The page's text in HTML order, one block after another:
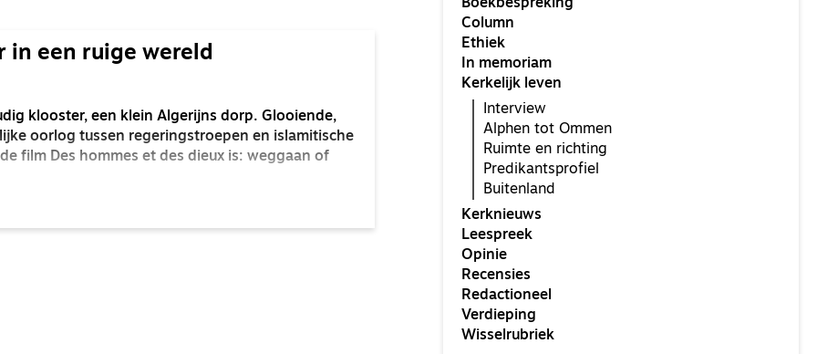
in een ruige wereld
klooster, een klein Algerijns dorp. Glooiende,
oorlog tussen regeringstroepen en islamitische
film Des hommes et des dieux is: weggaan of
Boekbespreking
Column
Ethiek
In memoriam
Kerkelijk leven
Interview
Alphen tot Ommen
Ruimte en richting
Predikantsprofiel
Buitenland
Kerknieuws
Leespreek
Opinie
Recensies
Redactioneel
Verdieping
Wisselrubriek